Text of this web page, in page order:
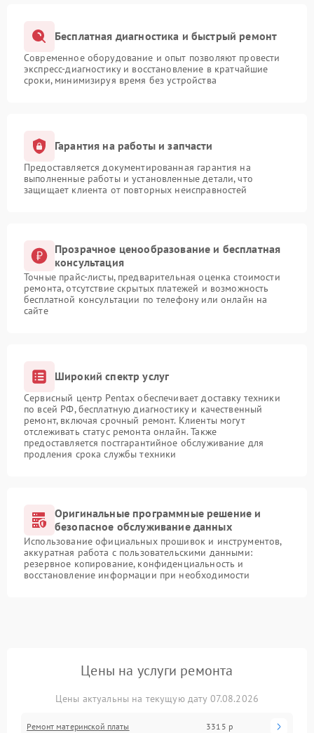
Бесплатная диагностика и быстрый ремонт
Современное оборудование и опыт позволяют провести
экспресс-диагностику и восстановление в кратчайшие
сроки, минимизируя время без устройства
Гарантия на работы и запчасти
Предоставляется документированная гарантия на
выполненные работы и установленные детали, что
защищает клиента от повторных неисправностей
Прозрачное ценообразование и бесплатная
консультация
Точные прайс-листы, предварительная оценка стоимости
ремонта, отсутствие скрытых платежей и возможность
бесплатной консультации по телефону или онлайн на
сайте
Широкий спектр услуг
Сервисный центр Pentax обеспечивает доставку техники
по всей РФ, бесплатную диагностику и качественный
ремонт, включая срочный ремонт. Клиенты могут
отслеживать статус ремонта онлайн. Также
предоставляется постгарантийное обслуживание для
продления срока службы техники
Оригинальные программные решение и
безопасное обслуживание данных
Использование официальных прошивок и инструментов,
аккуратная работа с пользовательскими данными:
резервное копирование, конфиденциальность и
восстановление информации при необходимости
Цены на услуги ремонта
Цены актуальны на текущую дату 07.08.2026
Ремонт материнской платы 3315 р